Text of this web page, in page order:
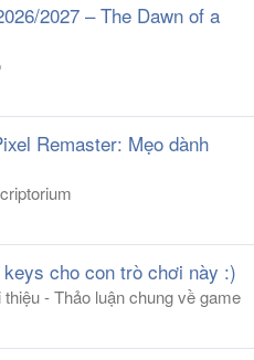
2027 – The Dawn of a
Remaster: Mẹo dành
cho con trò chơi này :)
- Thảo luận chung về game